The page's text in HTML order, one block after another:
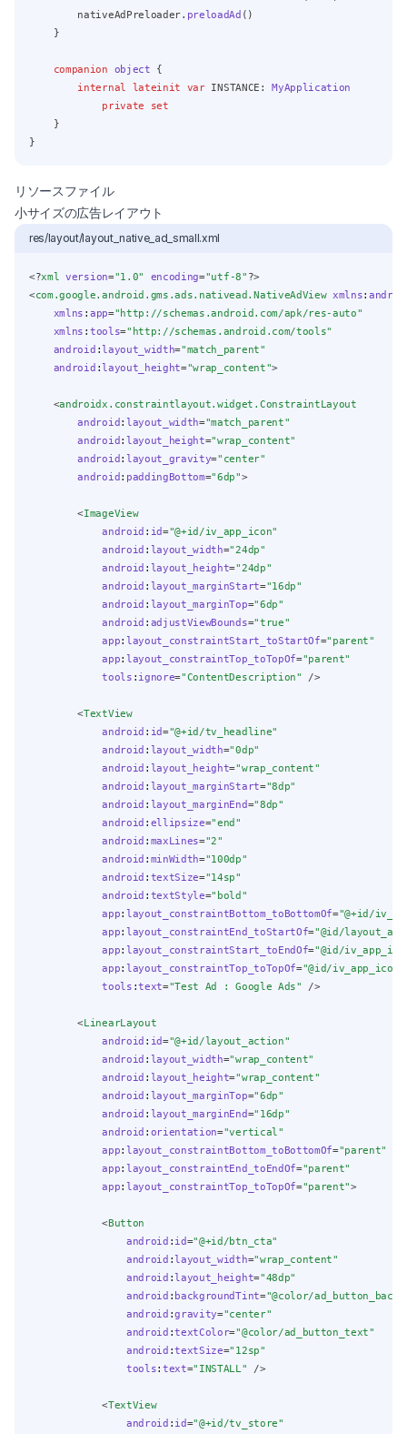
        nativeAdPreloader.
preloadAd ()
    }
companion object {
internal lateinit var INSTANCE: MyApplication
private
set
    }
}
リソースファイル
小サイズの広告レイアウト
res/layout/layout_native_ad_small.xml
<?xml version="1.0" encoding="utf-8" ?>
<com.google.android.gms.ads.nativead.NativeAdView xmlns:
xmlns : app="http://schemas.android.com/apk/res-auto"
xmlns : tools="http://schemas.android.com/tools"
android :layout_width="match_parent"
android :layout_height="wrap_content">
    <
androidx.constraintlayout.widget.ConstraintLayout
android : layout_width="match_parent"
android : layout_height="wrap_content"
android : layout_gravity="center"
android : paddingBottom="6dp">
        <
ImageView
android : id="@+id/iv_app_icon"
android : layout_width="24dp"
android : layout_height="24dp"
android : layout_marginStart="16dp"
android : layout_marginTop="6dp"
android : adjustViewBounds="true"
app: layout_constraintStart_toStartOf="parent"
app: layout_constraintTop_toTopOf="parent"
tools : ignore="ContentDescription" />
        <
TextView
android : id="@+id/tv_headline"
android : layout_width="0dp"
android : layout_height="wrap_content"
android : layout_marginStart="8dp"
android : layout_marginEnd="8dp"
android : ellipsize="end"
android : maxLines="2"
android : minWidth="100dp"
android : textSize="14sp"
android : textStyle="bold"
app: layout_constraintBottom_toBottomOf="@+id/
app: layout_constraintEnd_toStartOf="@id/
app: layout_constraintStart_toEndOf="@id/
app: layout_constraintTop_toTopOf="@id/iv_app_icon"
tools :text="Test Ad : Google Ads" />
        <
LinearLayout
android : id="@+id/layout_action"
android : layout_width="wrap_content"
android : layout_height="wrap_content"
android : layout_marginTop="6dp"
android : layout_marginEnd="16dp"
android : orientation="vertical"
app: layout_constraintBottom_toBottomOf="parent"
app: layout_constraintEnd_toEndOf="parent"
app: layout_constraintTop_toTopOf="parent">
            <
Button
android : id="@+id/btn_cta"
android :layout_width="wrap_content"
android :layout_height="48dp"
android : backgroundTint="@color/
android :gravity="center"
android :textColor="@color/ad_button_text"
android :textSize="12sp"
tools: text="INSTALL" />
            <
TextView
android : id="@+id/tv_store"